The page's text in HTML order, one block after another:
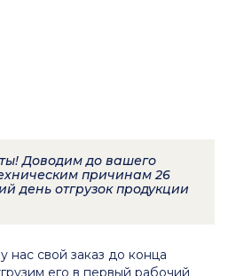
Доводим до вашего
причинам 26
день отгрузок продукции
нас свой заказ до конца
его в первый рабочий